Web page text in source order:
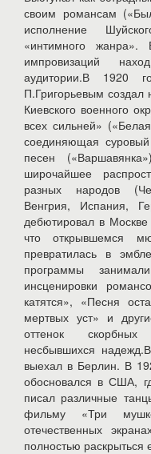
своим романсам
исполнение
«интимного жанра».
импровизаций
аудитории.В 1920
П.Григорьевым создал
Киевского военного
всех сильней»
соединяющая
песен
широчайшее
разных народов
Венгрия, Испания,
дебютировал в
что открывшемся
превратилась в
программы
инсценировки
катятся», «Песня
мертвых уст» и
оттенок скорбных
несбывшихся
выехал в Берлин. В
обосновался в США,
писал различные
фильму «Три
отечественных
полностью